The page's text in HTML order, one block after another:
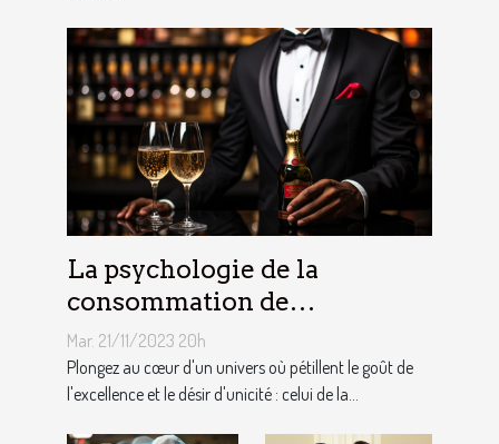
La psychologie de la
consommation de
champagne et du luxe chez
les consommateurs
Mar. 21/11/2023 20h
Plongez au cœur d'un univers où pétillent le goût de
l'excellence et le désir d'unicité : celui de la...